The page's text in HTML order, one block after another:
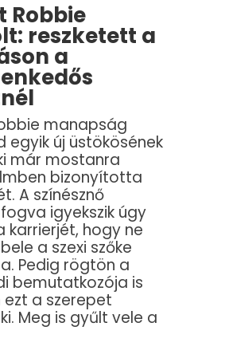
Robbie
reszketett a
a
manapság
egyik új üstökösének
már mostanra
bizonyította
A színésznő
igyekszik úgy
karrierjét, hogy ne
a szexi szőke
Pedig rögtön a
bemutatkozója is
a szerepet
Meg is gyűlt vele a